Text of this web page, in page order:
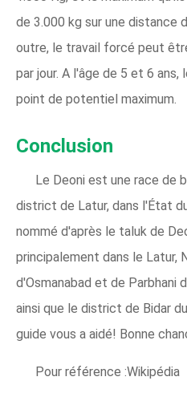
de 3.000 kg sur une distance
outre, le travail forcé peut
par jour. A l'âge de 5 et 6
point de potentiel maximum.
Conclusion
Le Deoni est une race de
district de Latur, dans l'État
nommé d'après le taluk de
principalement dans le Latur,
d'Osmanabad et de Parbhani
ainsi que le district de Bidar
guide vous a aidé! Bonne
Pour référence :Wikipédia